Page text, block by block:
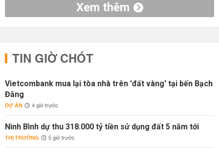
Xem thêm
TIN GIỜ CHÓT
Vietcombank mua lại tòa nhà trên 'đất vàng' tại bến Bạch
Đằng
DỰ ÁN 4 giờ trước
Ninh Bình dự thu 318.000 tỷ tiền sử dụng đất 5 năm tới
THỊ TRƯỜNG 5 giờ trước